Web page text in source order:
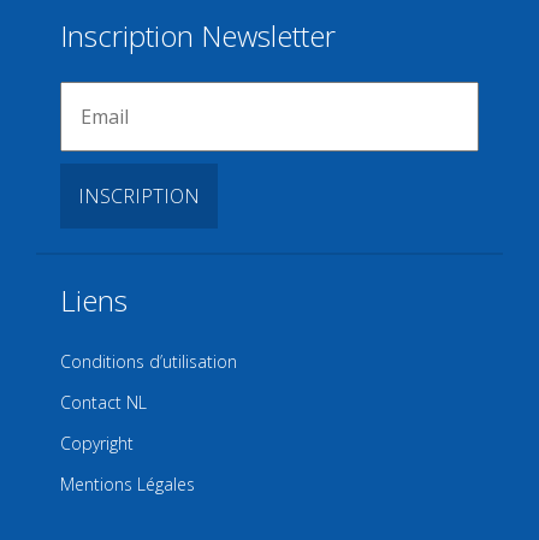
Inscription Newsletter
Liens
Conditions d’utilisation
Contact NL
Copyright
Mentions Légales